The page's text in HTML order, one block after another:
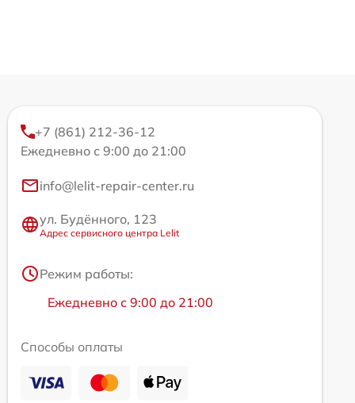
+7 (861) 212-36-12
Ежедневно с 9:00 до 21:00
info@lelit-repair-center.ru
ул. Будённого, 123
Адрес сервисного центра Lelit
Режим работы:
Ежедневно с 9:00 до 21:00
Способы оплаты